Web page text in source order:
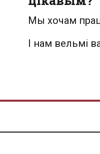
Мы хочам
І нам вельмі